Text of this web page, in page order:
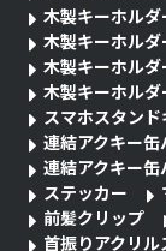
木製キーホルダ
木製キーホルダ
木製キーホルダ
木製キーホルダ
スマホスタン
連結アクキー缶
連結アクキー缶
ステッカー
前髪クリップ
首振りアクリル